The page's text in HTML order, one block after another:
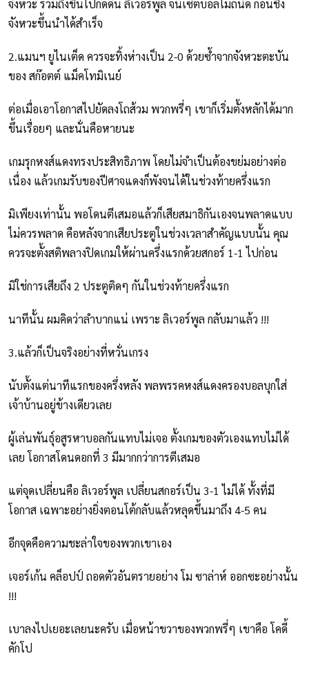
จังหวะ รวมถึงขึ้นไปกดดัน ลิเวอร์พูล จนเซ็ตบอลไม่ถนัด ก่อนชิง
จังหวะขึ้นนำได้สำเร็จ
2.แมนฯ ยูไนเต็ด ควรจะทิ้งห่างเป็น 2-0 ด้วยซ้ำจากจังหวะตะบัน
ของ สก๊อตต์ แม็คโทมิเนย์
ต่อเมื่อเอาโอกาสไปยัดลงโถส้วม พวกพรี่ๆ เขาก็เริ่มตั้งหลักได้มาก
ขึ้นเรื่อยๆ และนั่นคือหายนะ
เกมรุกหงส์แดงทรงประสิทธิภาพ โดยไม่จำเป็นต้องขย่มอย่างต่อ
เนื่อง แล้วเกมรับของปีศาจแดงก็พังจนได้ในช่วงท้ายครึ่งแรก
มิเพียงเท่านั้น พอโดนตีเสมอแล้วก็เสียสมาธิกันเองจนพลาดแบบ
ไม่ควรพลาด คือหลังจากเสียประตูในช่วงเวลาสำคัญแบบนั้น คุณ
ควรจะตั้งสติพลางปิดเกมให้ผ่านครึ่งแรกด้วยสกอร์ 1-1 ไปก่อน
มิใช่การเสียถึง 2 ประตูติดๆ กันในช่วงท้ายครึ่งแรก
นาทีนั้น ผมคิดว่าลำบากแน่ เพราะ ลิเวอร์พูล กลับมาแล้ว !!!
3.แล้วก็เป็นจริงอย่างที่หวั่นเกรง
นับตั้งแต่นาทีแรกของครึ่งหลัง พลพรรคหงส์แดงครองบอลบุกใส่
เจ้าบ้านอยู่ข้างเดียวเลย
ผู้เล่นพันธุ์อสูรหาบอลกันแทบไม่เจอ ตั้งเกมของตัวเองแทบไม่ได้
เลย โอกาสโดนดอกที่ 3 มีมากกว่าการตีเสมอ
แต่จุดเปลี่ยนคือ ลิเวอร์พูล เปลี่ยนสกอร์เป็น 3-1 ไม่ได้ ทั้งที่มี
โอกาส เฉพาะอย่างยิ่งตอนโต้กลับแล้วหลุดขึ้นมาถึง 4-5 คน
อีกจุดคือความชะล่าใจของพวกเขาเอง
เจอร์เก้น คล็อปป์ ถอดตัวอันตรายอย่าง โม ซาล่าห์ ออกซะอย่างนั้น
!!!
เบาลงไปเยอะเลยนะครับ เมื่อหน้าขวาของพวกพรี่ๆ เขาคือ โคดี้
คักโป